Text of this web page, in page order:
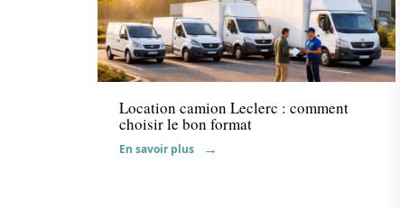
Transport
Location camion Leclerc : comment
choisir le bon format
En savoir plus